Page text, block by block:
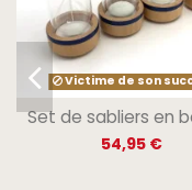
Victime de son
Set de sabliers en
54,95 €